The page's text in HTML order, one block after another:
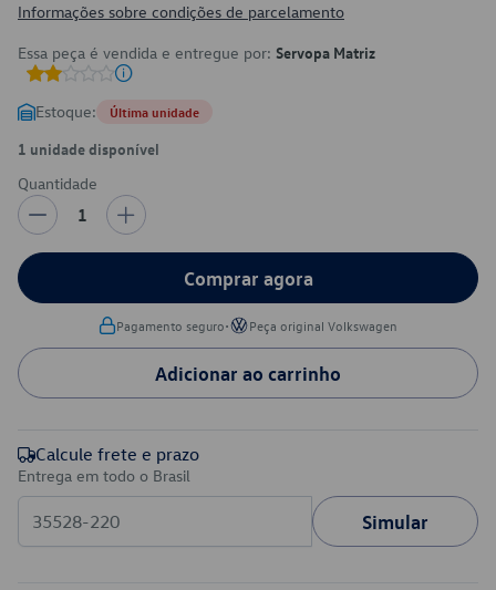
Informações sobre condições de parcelamento
Essa peça é vendida e entregue por: Servopa Matriz
Estoque: Última unidade
1 unidade disponível
Quantidade
1
Comprar agora
Pagamento seguro• Peça original Volkswagen
Adicionar ao carrinho
Calcule frete e prazo
Entrega em todo o Brasil
Simular